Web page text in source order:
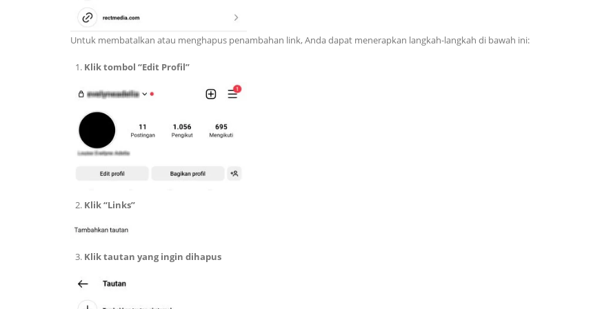
Untuk membatalkan atau menghapus penambahan link, Anda dapat menerapkan langkah-langkah di bawah ini:
Klik tombol “Edit Profil”
Klik “Links”
Klik tautan yang ingin dihapus